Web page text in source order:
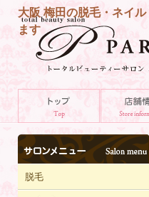
大阪 梅田の脱毛・ネイ
ます
脱毛